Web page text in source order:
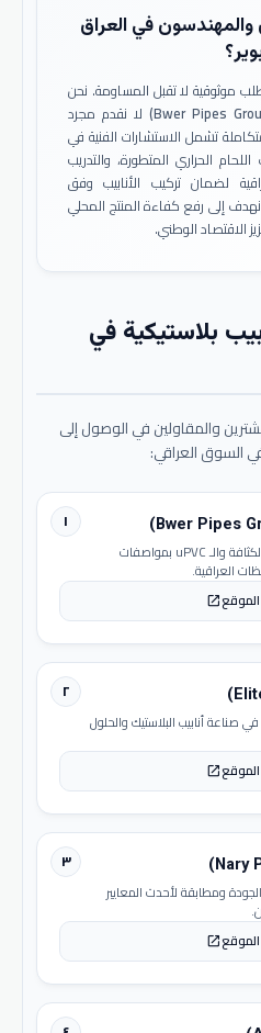
والمهندسون في العراق
موثوقية لا تقبل المساومة. نحن
لا نقدم مجرد
تشمل الاستشارات الفنية في
الحراري المتطورة، والتدريب
لضمان تركيب الأنابيب وفق
إلى رفع كفاءة المنتج المحلي
الاقتصاد الوطني.
أنابيب بلاستيكية في
والمقاولين في الوصول إلى
السوق العراقي:
١
الرائدة في إنتاج أنابيب HDPE عالية الكثافة والـ uPVC بمواصفات
العراقية.
الموقعopen_in_new
٢
صناعة أنابيب البلاستيك والحلول
الموقعopen_in_new
٣
ومطابقة لأحدث المعايير
الموقعopen_in_new